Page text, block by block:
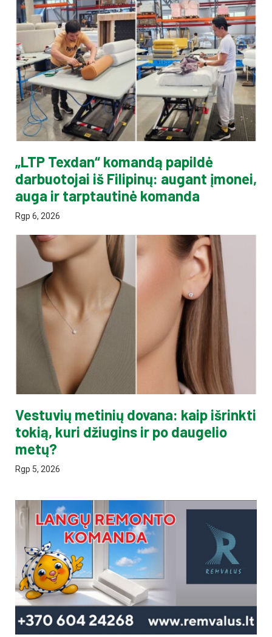
„LTP Texdan“ komandą papildė
darbuotojai iš Filipinų: augant įmonei,
auga ir tarptautinė komanda
Rgp 6, 2026
Vestuvių metinių dovana: kaip išrinkti
tokią, kuri džiugins ir po daugelio
metų?
Rgp 5, 2026